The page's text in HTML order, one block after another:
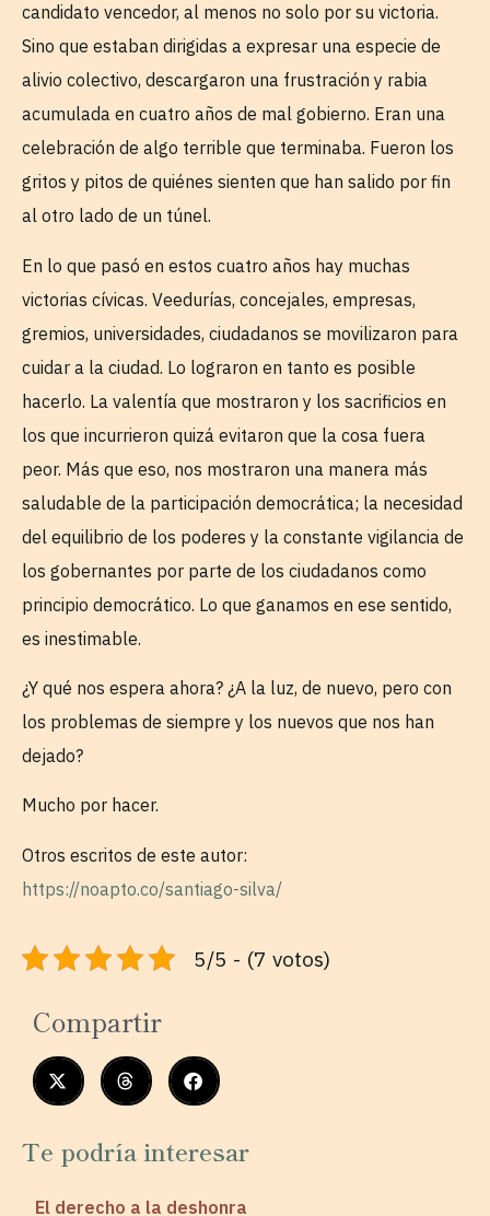
candidato vencedor, al menos no solo por su victoria.
Sino que estaban dirigidas a expresar una especie de
alivio colectivo, descargaron una frustración y rabia
acumulada en cuatro años de mal gobierno. Eran una
celebración de algo terrible que terminaba. Fueron los
gritos y pitos de quiénes sienten que han salido por fin
al otro lado de un túnel.
En lo que pasó en estos cuatro años hay muchas
victorias cívicas. Veedurías, concejales, empresas,
gremios, universidades, ciudadanos se movilizaron para
cuidar a la ciudad. Lo lograron en tanto es posible
hacerlo. La valentía que mostraron y los sacrificios en
los que incurrieron quizá evitaron que la cosa fuera
peor. Más que eso, nos mostraron una manera más
saludable de la participación democrática; la necesidad
del equilibrio de los poderes y la constante vigilancia de
los gobernantes por parte de los ciudadanos como
principio democrático. Lo que ganamos en ese sentido,
es inestimable.
¿Y qué nos espera ahora? ¿A la luz, de nuevo, pero con
los problemas de siempre y los nuevos que nos han
dejado?
Mucho por hacer.
Otros escritos de este autor:
https://noapto.co/santiago-silva/
5/5 - (7 votos)
Compartir
Te podría interesar
El derecho a la deshonra